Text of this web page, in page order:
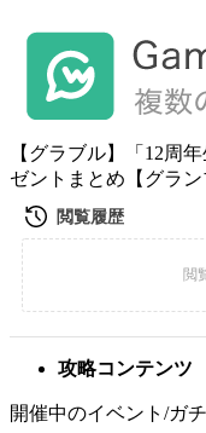
【グラブル】「12周
ゼントまとめ【グラン
攻略コンテンツ
開催中のイベント/ガ